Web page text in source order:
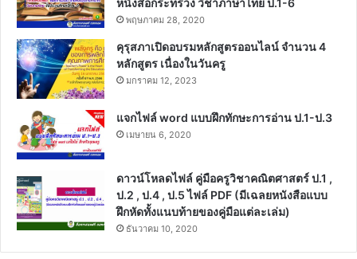
พฤษภาคม 28, 2020
คุรุสภาเปิดอบรมหลักสูตรออนไลน์ จำนวน 4
หลักสูตร เนื่องในวันครู
มกราคม 12, 2023
แจกไฟล์ word แบบฝึกทักษะการอ่าน ป.1-ป.3
เมษายน 6, 2020
ดาวน์โหลดไฟล์ คู่มือครูวิชาคณิตศาสตร์ ป.1 ,
ป.2 , ป.4 , ป.5 ไฟล์ PDF (มีเฉลยหนังสือแบบ
ฝึกหัดทั้งแนบท้ายของคู่มือแต่ละเล่ม)
ธันวาคม 10, 2020